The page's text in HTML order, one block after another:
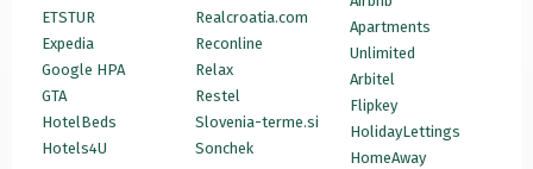
ETSTUR
Expedia
Google HPA
GTA
HotelBeds
Hotels4U
Realcroatia.com
Reconline
Relax
Restel
Slovenia-terme.si
Sonchek
Apartments
Unlimited
Arbitel
Flipkey
HolidayLettings
HomeAway